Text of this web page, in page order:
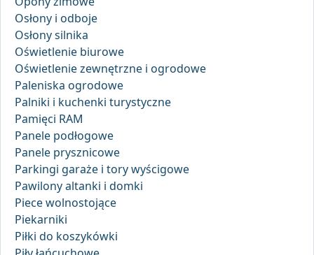
Osłony i odboje
Osłony silnika
Oświetlenie biurowe
Oświetlenie zewnętrzne i ogrodowe
Paleniska ogrodowe
Palniki i kuchenki turystyczne
Pamięci RAM
Panele podłogowe
Panele prysznicowe
Parkingi garaże i tory wyścigowe
Pawilony altanki i domki
Piece wolnostojące
Piekarniki
Piłki do koszykówki